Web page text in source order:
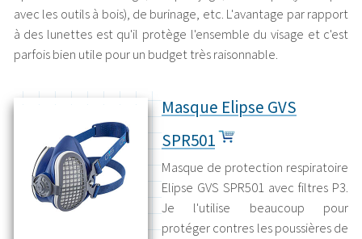
avec les outils à bois), de burinage, etc. L'avantage par rapport
à des lunettes est qu'il protège l'ensemble du visage et c'est
parfois bien utile pour un budget très raisonnable.
Masque Elipse GVS
SPR501
Masque de protection respiratoire
Elipse GVS SPR501 avec filtres P3.
Je l'utilise beaucoup pour
protéger contres les poussières de